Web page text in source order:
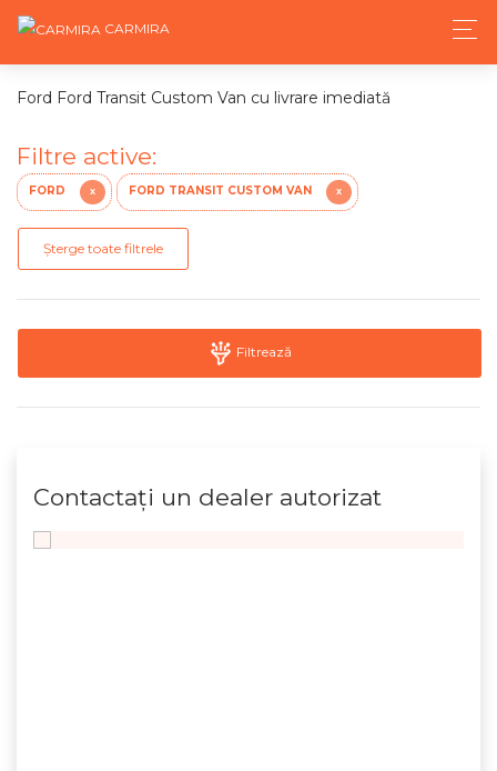
CARMIRA
Ford Ford Transit Custom Van cu livrare imediată
Filtre active:
FORD X FORD TRANSIT CUSTOM VAN X
Șterge toate filtrele
Filtrează
Contactaţi un dealer autorizat